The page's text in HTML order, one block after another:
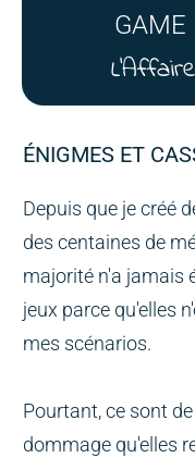
GAME
ÉNIGMES ET
Depuis que je créé
des centaines de
majorité n'a jamais
jeux parce qu'elles
mes scénarios.
Pourtant, ce sont
dommage qu'elles